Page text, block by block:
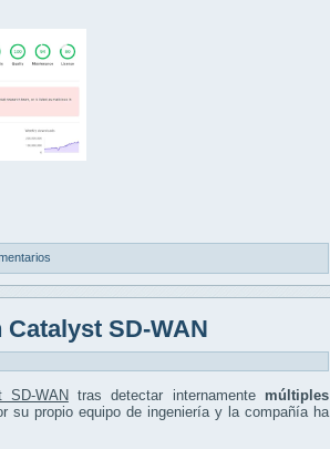
SD-WAN
SD-WAN tras detectar internamente múltiples
su propio equipo de ingeniería y la compañía ha